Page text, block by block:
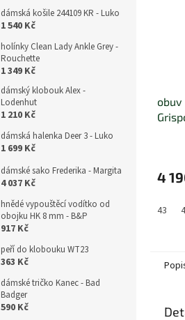
dámská košile 244109 KR - Luko
1 540 Kč
holínky Clean Lady Ankle Grey -
Rouchette
1 349 Kč
dámský klobouk Alex -
Lodenhut
1 210 Kč
dámská halenka Deer 3 - Luko
1 699 Kč
dámské sako Frederika - Margita
4 037 Kč
hnědé vypouštěcí vodítko od
obojku HK 8 mm - B&P
917 Kč
peří do klobouku WT23
363 Kč
dámské tričko Kanec - Bad
Badger
590 Kč
obuv
4
43